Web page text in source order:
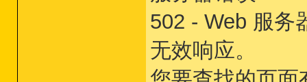
502 - Web 服务
无效响应。